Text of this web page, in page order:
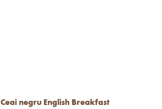
Ceai negru English Breakfast